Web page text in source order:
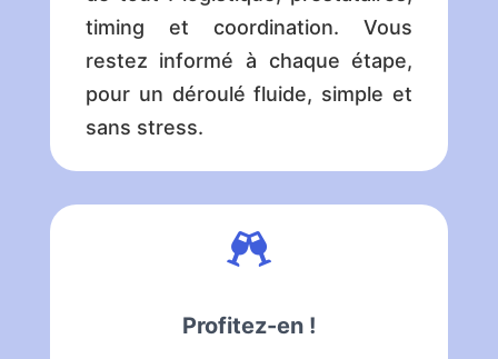
timing et coordination. Vous
restez informé à chaque étape,
pour un déroulé fluide, simple et
sans stress.

Profitez-en !